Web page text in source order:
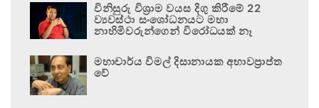
විනිසුරු විශ්‍රාම වයස දිගු කිරීමේ 22
ව්‍යවස්ථා සංශෝධනයට මහා
නාහිමිවරුන්ගෙන් විරෝධයක් නෑ
මහාචාර්ය විමල් දිසානායක අභාවප්‍රාප්ත
වේ